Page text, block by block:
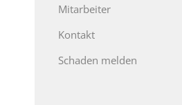
Mitarbeiter
Kontakt
Schaden melden